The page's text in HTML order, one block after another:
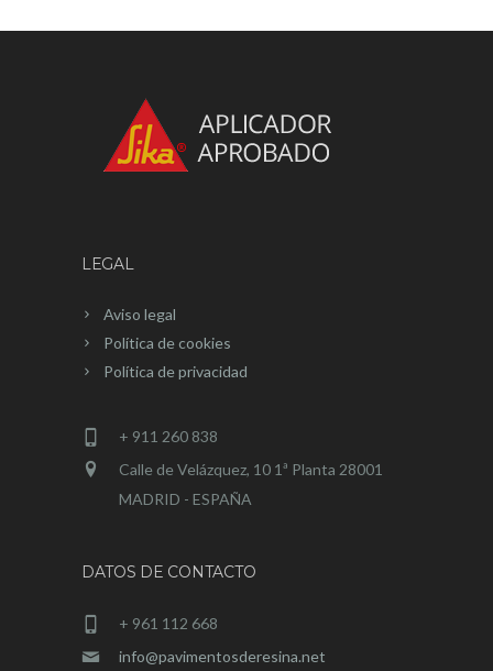
LEGAL
Aviso legal
Política de cookies
Política de privacidad
+ 911 260 838
Calle de Velázquez, 10 1ª Planta 28001
MADRID - ESPAÑA
DATOS DE CONTACTO
+ 961 112 668
info@pavimentosderesina.net